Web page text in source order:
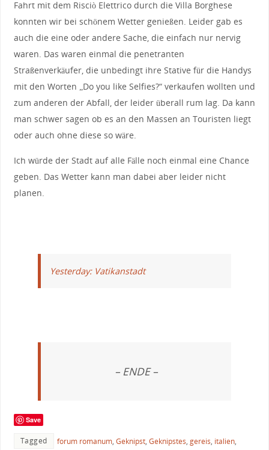
Fahrt mit dem Risciò Elettrico durch die Villa Borghese
konnten wir bei schönem Wetter genießen. Leider gab es
auch die eine oder andere Sache, die einfach nur nervig
waren. Das waren einmal die penetranten
Straßenverkäufer, die unbedingt ihre Stative für die Handys
mit den Worten „Do you like Selfies?“ verkaufen wollten und
zum anderen der Abfall, der leider überall rum lag. Da kann
man schwer sagen ob es an den Massen an Touristen liegt
oder auch ohne diese so wäre.
Ich würde der Stadt auf alle Fälle noch einmal eine Chance
geben. Das Wetter kann man dabei aber leider nicht
planen.
Yesterday: Vatikanstadt
– ENDE –
Save
Tagged forum romanum, Geknipst, Geknipstes, gereis, italien,